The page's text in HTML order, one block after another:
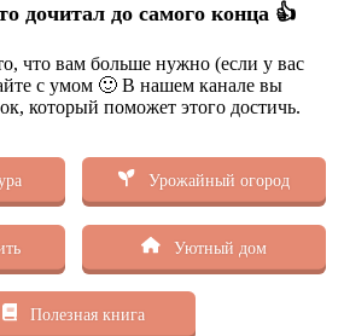
дочитал до самого конца 👍
что вам больше нужно (если у вас
с умом 🙂 В нашем канале вы
который поможет этого достичь.
Урожайный огород
Уютный дом
Полезная книга